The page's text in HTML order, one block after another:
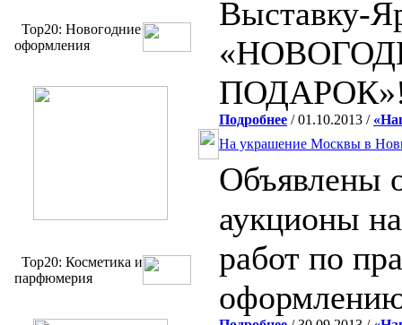
Top20: Новогодние
оформления
Top20: Косметика и
парфюмерия
Выставку-
Подробнее / 01.10.2013 /
На украшение Москвы в
Объявлены
аукционы
работ по